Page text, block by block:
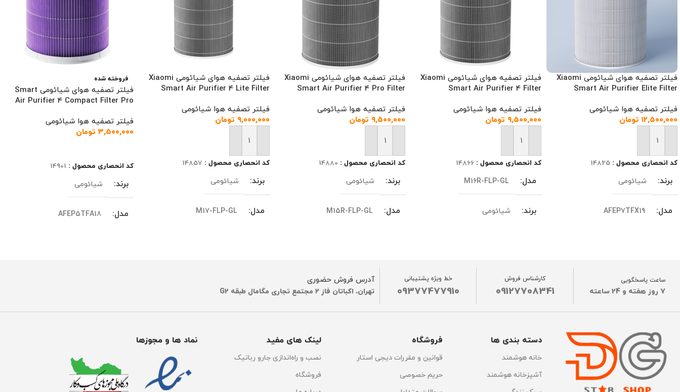
فیلتر تصفیه هوای شیائومی Xiaomi
Smart Air Purifier Elite Filter
فیلتر تصفیه هوا شیائومی
۱۲,۵۰۰,۰۰۰ تومان
افزودن به سبد خرید
کد انحصاری محصول : 14825
برند شیائومی
مدل AFEP7TFX19
مدل‌های سازگار
Xiaomi Smart Air Purifier Elite
اتصال به گوشی موبایل
فیلتر تصفیه هوای شیائومی Xiaomi
Smart Air Purifier 4 Filter
فیلتر تصفیه هوا شیائومی
۹,۵۰۰,۰۰۰ تومان
افزودن به سبد خرید
کد انحصاری محصول : 14866
مدل M16R-FLP-GL
برند شیائومی
Xiaomi Smart Air Purifier 4
اتصال به گوشی موبایل
فیلتر تصفیه هوای شیائومی Xiaomi
Smart Air Purifier 4 Pro Filter
فیلتر تصفیه هوا شیائومی
۹,۵۰۰,۰۰۰ تومان
افزودن به سبد خرید
کد انحصاری محصول : 14880
برند شیائومی
مدل M15R-FLP-GL
ساخت کشور
فیلتر تصفیه هوای شیائومی Xiaomi
Smart Air Purifier 4 Lite Filter
فیلتر تصفیه هوا شیائومی
۹,۰۰۰,۰۰۰ تومان
افزودن به سبد خرید
کد انحصاری محصول : 14857
برند شیائومی
مدل M17-FLP-GL
ساخت کشور
فروخته شده
فیلتر تصفیه هوای شیائومی Smart
Air Purifier 4 Compact Filter Pro
فیلتر تصفیه هوا شیائومی
۳,۵۰۰,۰۰۰ تومان
کد انحصاری محصول : 14901
برند شیائومی
مدل AFEP5TFA18
ساخت کشور چین
ساعت پاسخگویی
7 روز هفته و 24 ساعته
کارشناس فروش
09127708341
خط ویژه پشتیبانی
09377477910
آدرس فروش حضوری
تهران، اکباتان فاز 2 مجتمع تجاری مگامال طبقه G2
دسته بندی ها
خانه هوشمند
آشپزخانه هوشمند
فروشگاه
قوانین و مقررات دیجی استار
حریم خصوصی
لینک های مفید
نصب و راه‌اندازی جارو رباتیک
فروشگاه
نماد ها و مجوزها